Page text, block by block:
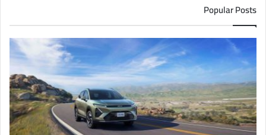
ا
ل
إ
ل
ك
ت
ر
و
ن
ي
Popular Posts